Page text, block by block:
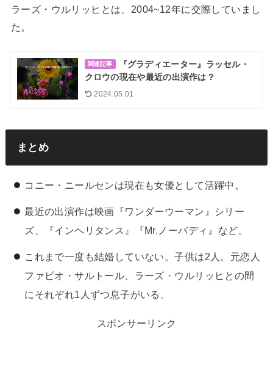
ラーズ・ウルリッヒとは、2004~12年に交際していまし
た。
関連記事
『グラディエーター』ラッセル・
クロウの現在や最近の出演作は？
2024.05.01
まとめ
コニー・ニールセンは現在も女優として活躍中。
最近の出演作は映画『ワンダーウーマン』シリー
ズ、『インヘリタンス』『Mr.ノーバディ』など。
これまで一度も結婚していない。子供は2人。元恋人
ファビオ・サルトール、ラーズ・ウルリッヒとの間
にそれぞれ1人ずつ息子がいる。
スポンサーリンク